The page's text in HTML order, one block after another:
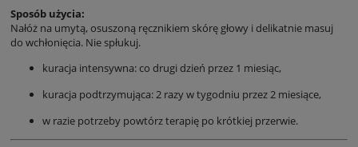
Sposób użycia:
Nałóż na umytą, osuszoną ręcznikiem skórę głowy i delikatnie masuj
do wchłonięcia. Nie spłukuj.
kuracja intensywna: co drugi dzień przez 1 miesiąc,
kuracja podtrzymująca: 2 razy w tygodniu przez 2 miesiące,
w razie potrzeby powtórz terapię po krótkiej przerwie.